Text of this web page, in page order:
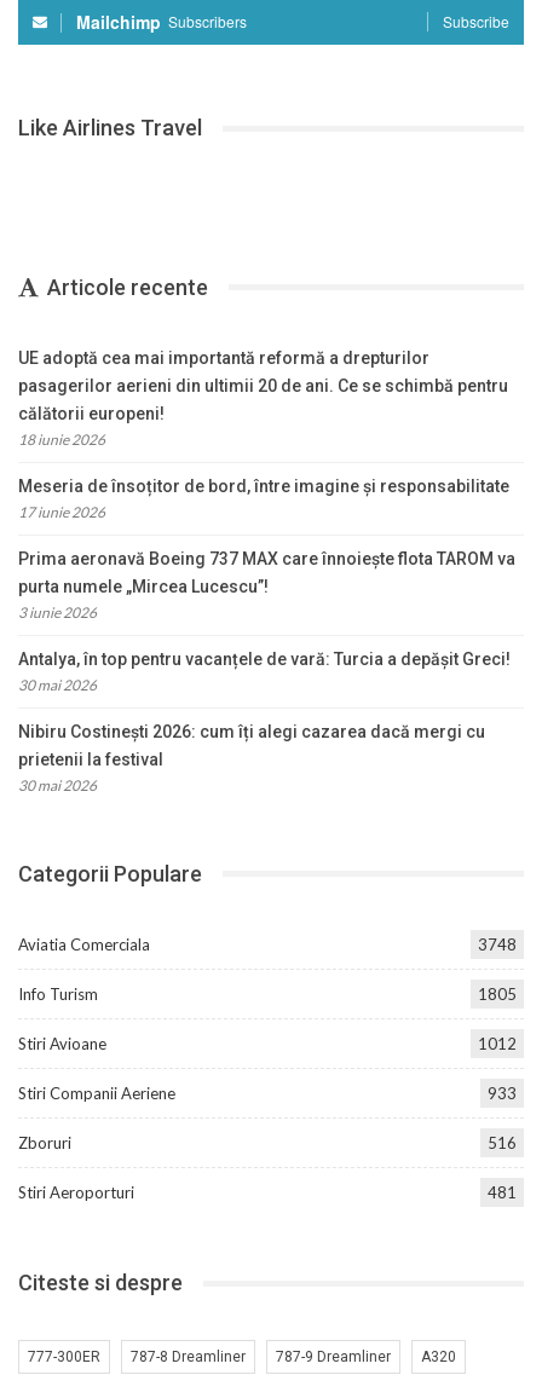
Mailchimp Subscribers Subscribe
Like Airlines Travel
Articole recente
UE adoptă cea mai importantă reformă a drepturilor
pasagerilor aerieni din ultimii 20 de ani. Ce se schimbă pentru
călătorii europeni!
18 iunie 2026
Meseria de însoțitor de bord, între imagine și responsabilitate
17 iunie 2026
Prima aeronavă Boeing 737 MAX care înnoiește flota TAROM va
purta numele „Mircea Lucescu”!
3 iunie 2026
Antalya, în top pentru vacanțele de vară: Turcia a depășit Greci!
30 mai 2026
Nibiru Costinești 2026: cum îți alegi cazarea dacă mergi cu
prietenii la festival
30 mai 2026
Categorii Populare
Aviatia Comerciala 3748
Info Turism 1805
Stiri Avioane 1012
Stiri Companii Aeriene 933
Zboruri 516
Stiri Aeroporturi 481
Citeste si despre
777-300ER 787-8 Dreamliner 787-9 Dreamliner A320